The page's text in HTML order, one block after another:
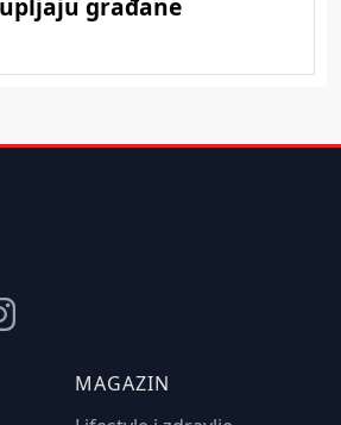
MAGAZIN